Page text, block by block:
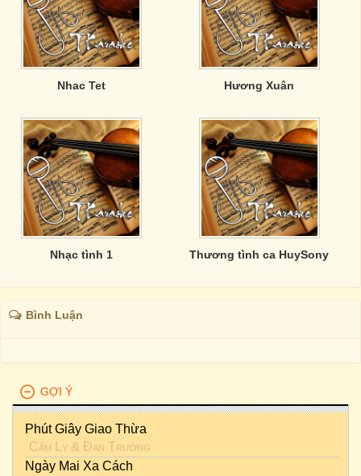
Nhac Tet Hương Xuân
Nhạc tình 1 Thương tình ca HuySony
Bình Luận
GỢI Ý
Phút Giây Giao Thừa
Cẩm Ly & Đan Trường
Ngày Mai Xa Cách